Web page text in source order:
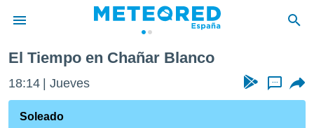
de
por
El Tiempo en Chañar Blanco
18:14 Jueves ...
Soleado